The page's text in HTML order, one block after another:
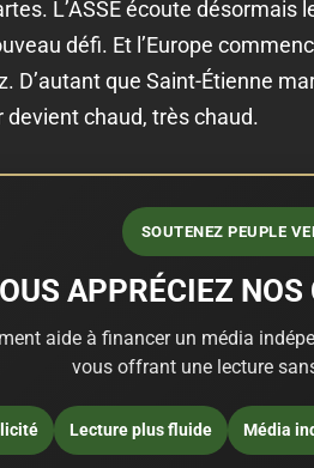
L’ASSE écoute
défi. Et l’Europe
D’autant que Saint-Étienne
chaud, très chaud.
SOUTENEZ PEUPLE
APPRÉCIEZ NOS
aide à financer un média
vous offrant une lecture
Lecture plus fluide Média